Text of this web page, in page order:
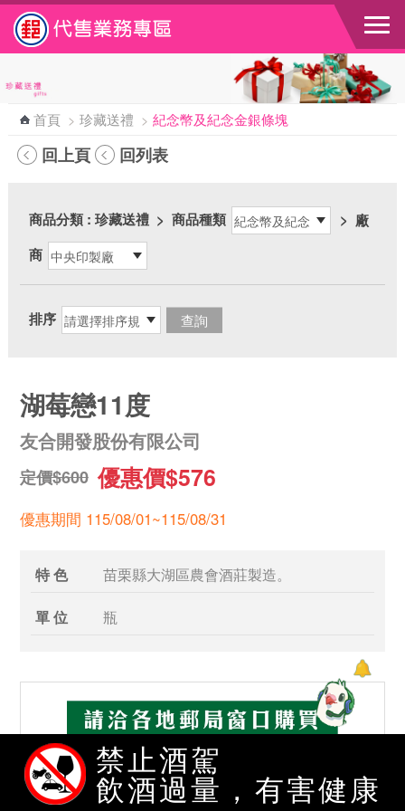
跳到主要內容區塊
首頁 > 珍藏送禮 > 紀念幣及紀念金銀條塊
回上頁 回列表
商品分類: 珍藏送禮 > 商品種類 > 廠
商
排序
湖莓戀11度
友合開發股份有限公司
定價$600 優惠價$576
優惠期間 115/08/01~115/08/31
特 色 苗栗縣大湖區農會酒莊製造。
單 位 瓶
禁止酒駕
飲酒過量，有害健康